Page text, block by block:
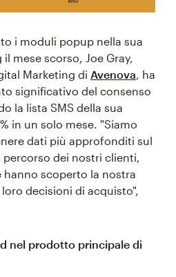
i moduli popup nella sua
mese scorso, Joe Gray,
Marketing di Avenova, ha
significativo del consenso
la lista SMS della sua
in un solo mese. "Siamo
dati più approfonditi sul
dei nostri clienti,
scoperto la nostra
decisioni di acquisto",
nel prodotto principale di